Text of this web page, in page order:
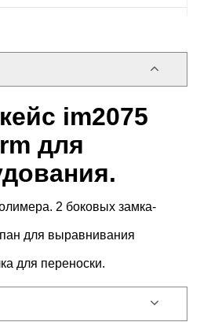
im2075
для
2 боковых замка-
для выравнивания
для переноски.